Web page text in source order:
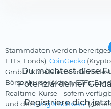
Du möchtest diese
Potenzial deiner
Registriere dich
Stammdaten werden
ETFs, Fonds), CoinGecko
GmbH. Kursdaten sind
Börsenkurse (Aktien, ETFs,
Realtime-Kurse – sofern
und derLang & Schwarz